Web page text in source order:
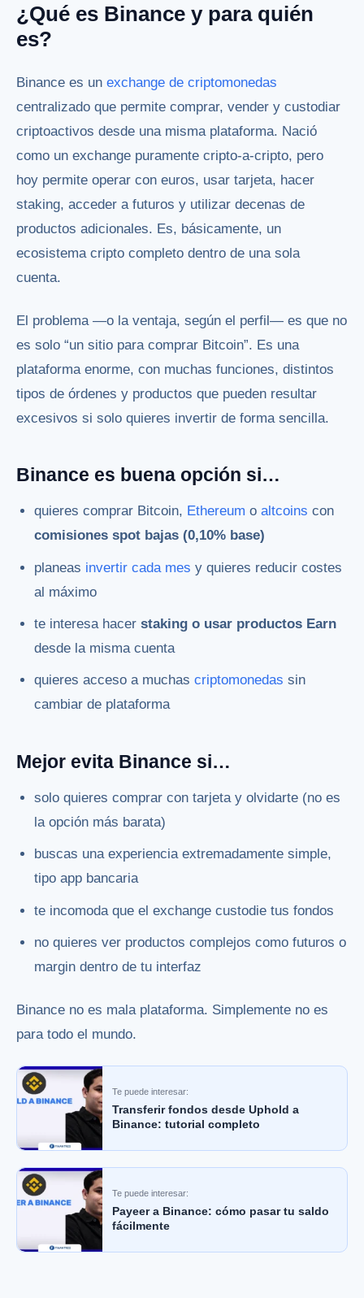
¿Qué es Binance y para quién
es?
Binance es un exchange de criptomonedas
centralizado que permite comprar, vender y custodiar
criptoactivos desde una misma plataforma. Nació
como un exchange puramente cripto-a-cripto, pero
hoy permite operar con euros, usar tarjeta, hacer
staking, acceder a futuros y utilizar decenas de
productos adicionales. Es, básicamente, un
ecosistema cripto completo dentro de una sola
cuenta.
El problema —o la ventaja, según el perfil— es que no
es solo “un sitio para comprar Bitcoin”. Es una
plataforma enorme, con muchas funciones, distintos
tipos de órdenes y productos que pueden resultar
excesivos si solo quieres invertir de forma sencilla.
Binance es buena opción si…
quieres comprar Bitcoin, Ethereum oaltcoins con
comisiones spot bajas (0,10% base)
planeas invertir cada mes y quieres reducir costes
al máximo
te interesa hacerstaking o usar productos Earn
desde la misma cuenta
quieres acceso a muchascriptomonedas sin
cambiar de plataforma
Mejor evita Binance si…
solo quieres comprar con tarjeta y olvidarte (no es
la opción más barata)
buscas una experiencia extremadamente simple,
tipo app bancaria
te incomoda que el exchange custodie tus fondos
no quieres ver productos complejos como futuros o
margin dentro de tu interfaz
Binance no es mala plataforma. Simplemente no es
para todo el mundo.
Te puede interesar:
Transferir fondos desde Uphold a
Binance: tutorial completo
Te puede interesar:
Payeer a Binance: cómo pasar tu saldo
fácilmente